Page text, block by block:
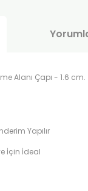
Alanı Çapı - 1.6 cm.
Yapılır
İçin İdeal